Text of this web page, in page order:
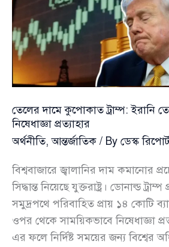
তেলের দামে কুপোকাত ট্রাম্প: ইরানি
নিষেধাজ্ঞা প্রত্যাহার
অর্থনীতি,আন্তর্জাতিক / By ডেস্ক
বিশ্ববাজারে জ্বালানির দাম কমানোর
সিদ্ধান্ত নিয়েছে যুক্তরাষ্ট্র। ডোনাল্ড
সমুদ্রপথে পরিবাহিত প্রায় ১৪ কোটি
ওপর থেকে সাময়িকভাবে নিষেধাজ্ঞা
এর ফলে নির্দিষ্ট সময়ের জন্য বিশ্বের